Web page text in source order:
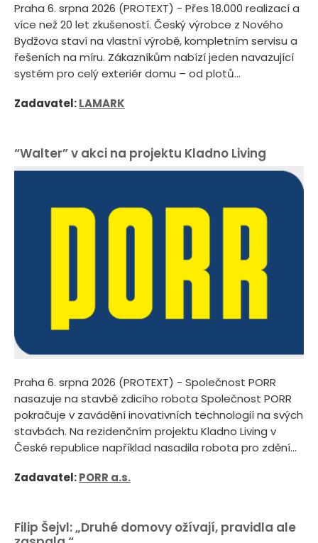
Praha 6. srpna 2026 (PROTEXT) - Přes 18.000 realizací a
více než 20 let zkušeností. Český výrobce z Nového
Bydžova staví na vlastní výrobě, kompletním servisu a
řešeních na míru. Zákazníkům nabízí jeden navazující
systém pro celý exteriér domu – od plotů...
Zadavatel:LAMARK
“Walter” v akci na projektu Kladno Living
Praha 6. srpna 2026 (PROTEXT) - Společnost PORR
nasazuje na stavbě zdicího robota Společnost PORR
pokračuje v zavádění inovativních technologií na svých
stavbách. Na rezidenčním projektu Kladno Living v
České republice například nasadila robota pro zdění...
Zadavatel:PORR a.s.
Filip Šejvl: „Druhé domovy ožívají, pravidla ale